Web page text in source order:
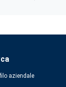
aziendale